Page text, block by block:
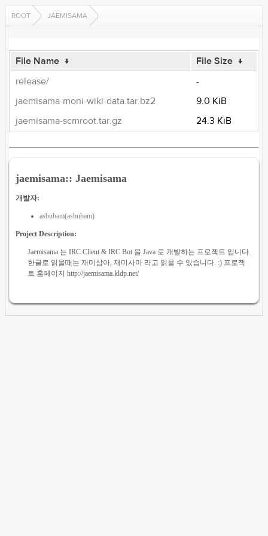
ROOT JAEMISAMA
File Name ↓ File Size ↓
release/
-
jaemisama-moni-wiki-data.tar.bz2
9.0 KiB
jaemisama-scmroot.tar.gz
24.3 KiB
jaemisama:: Jaemisama
개발자:
asbubam(asbubam)
Project Description:
Jaemisama 는 IRC Client & IRC Bot 을 Java 로 개발하는 프로젝트 입니다.
한글로 읽을때는 재미삼아, 재미사마 라고 읽을 수 있습니다. :) 프로젝
트 홈페이지 http://jaemisama.kldp.net/